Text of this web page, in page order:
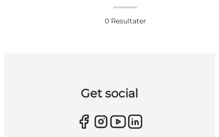
0 Resultater
Get social